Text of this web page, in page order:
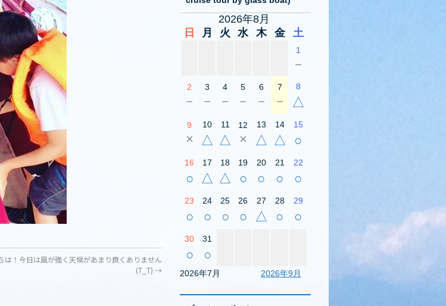
は！今日は風が強く天候があまり良くありません
(T_T) →
2026年8月
日
月 火 水 木 金 土
1
－
2
－
3
－
4
－
5
－
6
－
7
－
8
△
9
×
10
△
11
△
12
×
13
△
14
△
15
○
16
○
17
△
18
△
19
○
20
○
21
○
22
○
23
○
24
○
25
○
26
○
27
△
28
○
29
○
30
○
31
○
2026年7月 2026年9月